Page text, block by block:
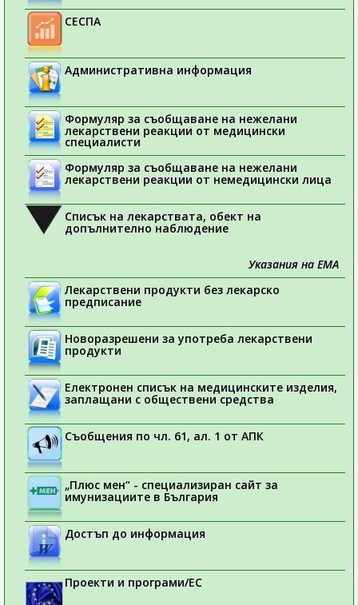
СЕСПА
Административна информация
Формуляр за съобщаване на нежелани
лекарствени реакции от медицински
специалисти
Формуляр за съобщаване на нежелани
лекарствени реакции от немедицински лица
Списък на лекарствата, обект на
допълнително наблюдение
Указания на ЕМА
Лекарствени продукти без лекарско
предписание
Новоразрешени за употреба лекарствени
продукти
Електронен списък на медицинските изделия,
заплащани с обществени средства
Съобщения по чл. 61, ал. 1 от АПК
„Плюс мен“ - специализиран сайт за
имунизациите в България
Достъп до информация
Проекти и програми/ЕС